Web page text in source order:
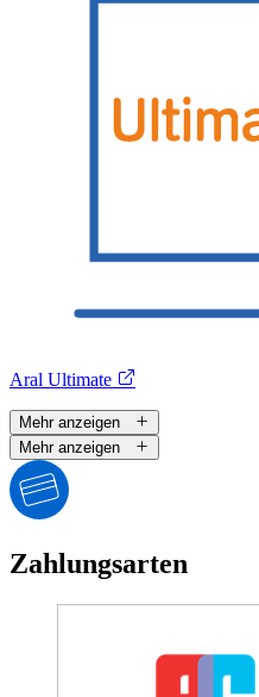
Aral Ultimate
Mehr anzeigen
Mehr anzeigen
Zahlungsarten